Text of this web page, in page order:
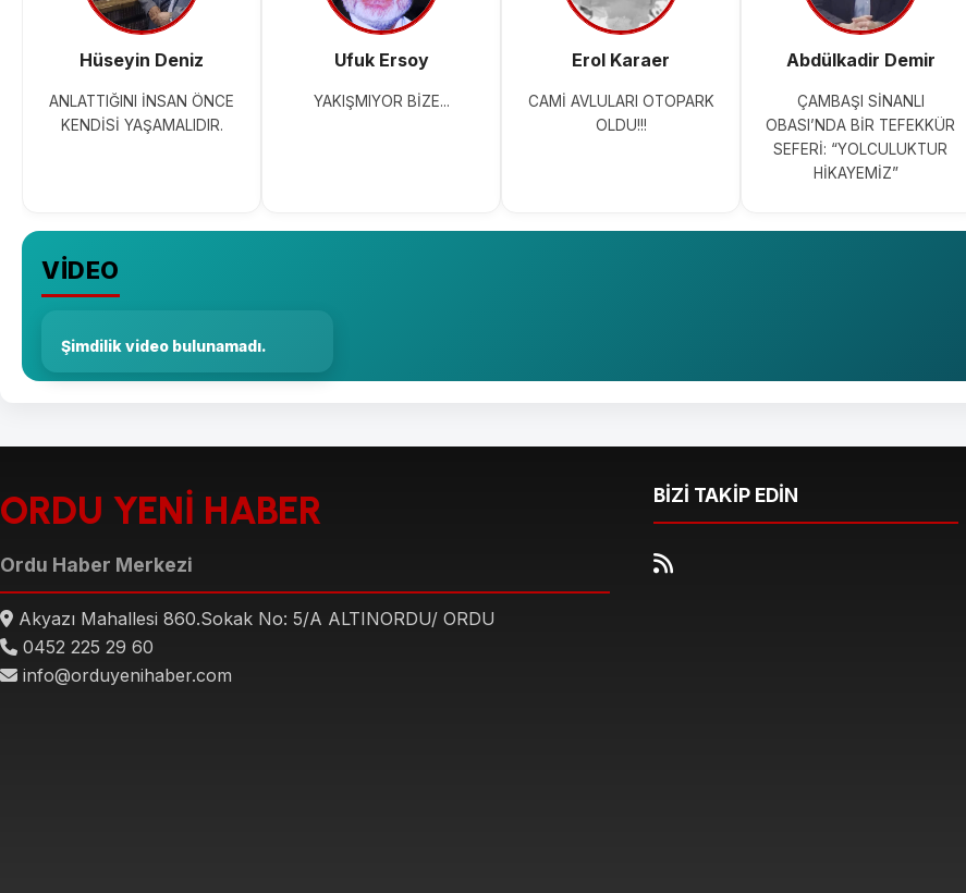
Hüseyin Deniz
ANLATTIĞINI İNSAN ÖNCE
KENDİSİ YAŞAMALIDIR.
Ufuk Ersoy
YAKIŞMIYOR BİZE...
Erol Karaer
CAMİ AVLULARI OTOPARK
OLDU!!!
Abdülkadir Demir
ÇAMBAŞI SİNANLI
OBASI’NDA BİR TEFEKKÜR
SEFERİ: “YOLCULUKTUR
HİKAYEMİZ”
VİDEO
Şimdilik video bulunamadı.
ORDU YENİ HABER
Ordu Haber Merkezi
Akyazı Mahallesi 860.Sokak No: 5/A ALTINORDU/ ORDU
0452 225 29 60
info@orduyenihaber.com
BİZİ TAKİP EDİN